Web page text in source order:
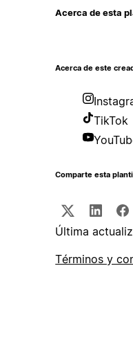
Acerca de esta
Acerca de este
TikTok
Comparte esta
Última
Términos y